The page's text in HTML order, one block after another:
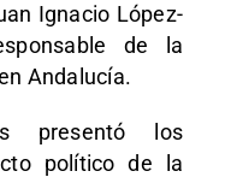
Ignacio López-
de la
Andalucía.
presentó los
político de la